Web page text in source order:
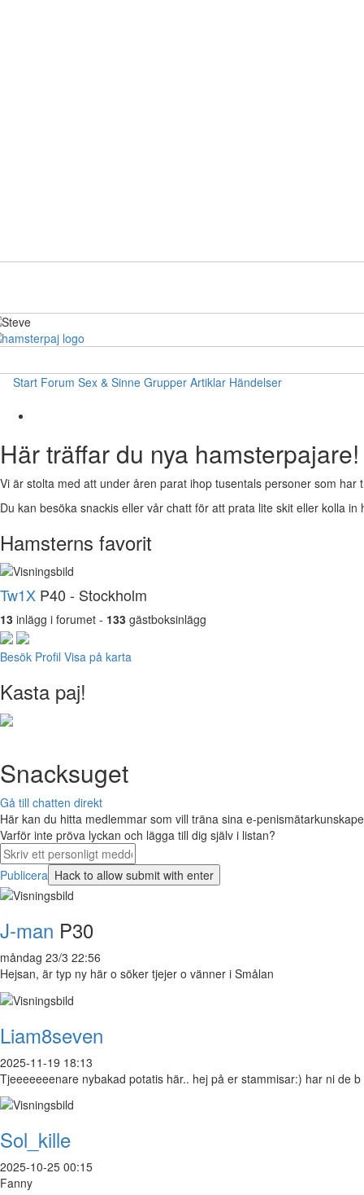
Start Forum Sex & Sinne Grupper Artiklar Händelser
Här träffar du nya hamsterpajare!
Vi är stolta med att under åren parat ihop tusentals personer som har
Du kan besöka snackis eller vår chatt för att prata lite skit eller kolla
Hamsterns favorit
Tw1X P40 - Stockholm
13 inlägg i forumet - 133 gästboksinlägg
Besök Profil Visa på karta
Kasta paj!
Snacksuget
Gå till chatten direkt
Här kan du hitta medlemmar som vill träna sina e-
Varför inte pröva lyckan och lägga till dig själv i listan?
Publicera
J-man P30
måndag 23/3 22:56
Hejsan, är typ ny här o söker tjejer o vänner i Smålan
Liam8seven
2025-11-19 18:13
Tjeeeeeeenare nybakad potatis här.. hej på er stammisar:) har ni de b
Sol_kille
2025-10-25 00:15
Fanny